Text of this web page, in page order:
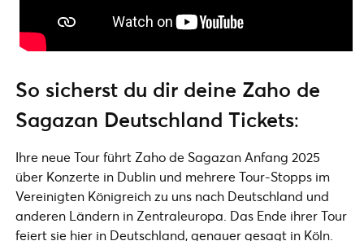
So sicherst du dir deine Zaho de
Sagazan Deutschland Tickets:
Ihre neue Tour führt Zaho de Sagazan Anfang 2025
über Konzerte in Dublin und mehrere Tour-Stopps im
Vereinigten Königreich zu uns nach Deutschland und
anderen Ländern in Zentraleuropa. Das Ende ihrer Tour
feiert sie hier in Deutschland, genauer gesagt in Köln.